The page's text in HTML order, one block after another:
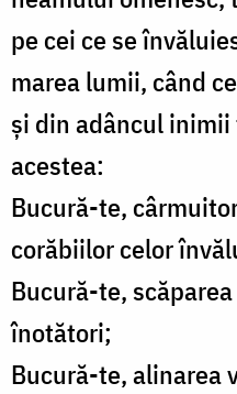
pe cei ce se
marea lumii, când
și din adâncul
acestea:
Bucură-te,
corăbiilor celor
Bucură-te,
înotători;
Bucură-te, alinarea